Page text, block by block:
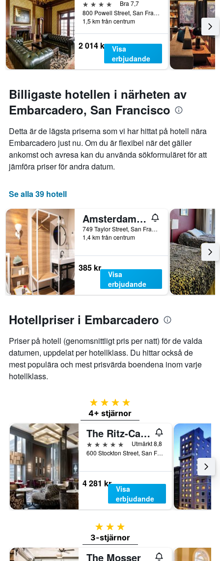
4 stjärnor
Bra 7,7
800 Powell Street, San Francisco, CA, USA
1,5 km från centrum
2 014 kr Visa
erbjudande
Billigaste hotellen i närheten av
Embarcadero, San Francisco
Detta är de lägsta priserna som vi har hittat på hotell nära
Embarcadero just nu. Om du är flexibel när det gäller
ankomst och avresa kan du använda sökformuläret för att
jämföra priser för andra datum.
Se alla 39 hotell
Amsterdam Hostel
749 Taylor Street, San Francisco, CA, USA
1,4 km från centrum
385 kr
Visa
erbjudande
Hotellpriser i Embarcadero
Priser på hotell (genomsnittligt pris per natt) för de valda
datumen, uppdelat per hotellklass. Du hittar också de
mest populära och mest prisvärda boendena inom varje
hotellklass.
4 stjärnor
4+ stjärnor
The Ritz-Carlton, San Francisco
5 stjärnor
Utmärkt 8,8
600 Stockton Street, San Francisco, CA, USA
4 281 kr
Visa
erbjudande
3 stjärnor
3-stjärnor
The Mosser